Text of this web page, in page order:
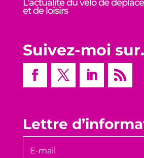
L’actualité du vélo de
et de loisirs
Suivez-moi
Lettre